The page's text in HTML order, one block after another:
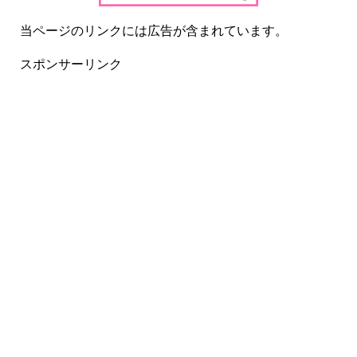
当ページのリンクには広告が含まれています。
スポンサーリンク